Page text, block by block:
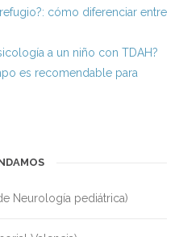
cómo diferenciar entre
a un niño con TDAH?
es recomendable para
Neurología pediátrica)